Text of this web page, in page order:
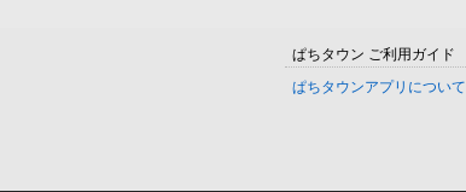
ぱちタウン ご利用ガイド
ぱちタウンアプリについて